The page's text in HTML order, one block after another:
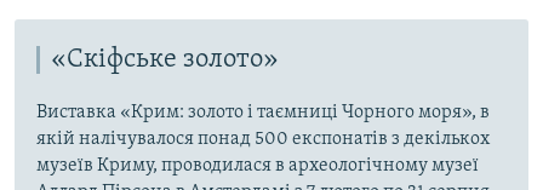
«Скіфське золото»
Виставка «Крим: золото і таємниці Чорного моря», в
якій налічувалося понад 500 експонатів з декількох
музеїв Криму, проводилася в археологічному музеї